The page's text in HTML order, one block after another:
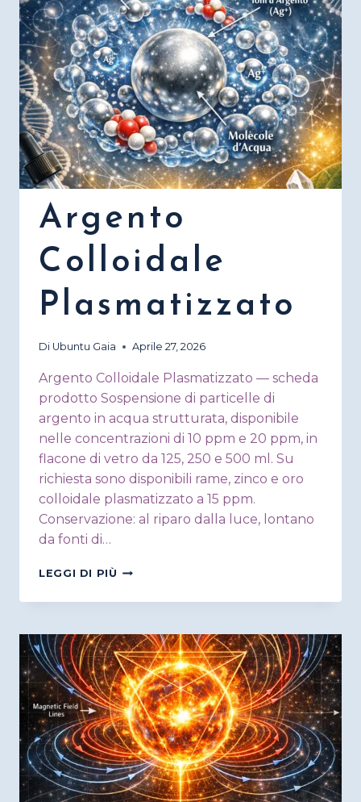
PRODOTTI
Argento
Colloidale
Plasmatizzato
Di Ubuntu Gaia Aprile 27, 2026
Argento Colloidale Plasmatizzato — scheda
prodotto Sospensione di particelle di
argento in acqua strutturata, disponibile
nelle concentrazioni di 10 ppm e 20 ppm, in
flacone di vetro da 125, 250 e 500 ml. Su
richiesta sono disponibili rame, zinco e oro
colloidale plasmatizzato a 15 ppm.
Conservazione: al riparo dalla luce, lontano
da fonti di…
LEGGI DI PIÙ ARGENTO
PLASMATIZZATO